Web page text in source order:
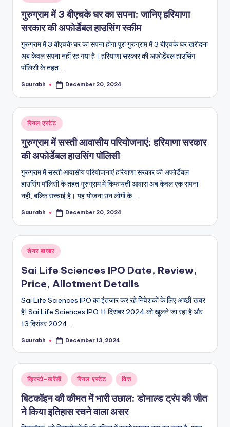
in
गुरुग्राम में 3 बीएचके घर का सपना: जानिए हरियाणा
सरकार की अफोर्डेबल हाउसिंग स्‍कीम
गुरुग्राम में 3 बीएचके घर का सपना होगा पूरा गुरुग्राम में 3 बीएचके घर खरीदना
अब केवल सपना नहीं रह गया है। हरियाणा सरकार की अफोर्डेबल हाउसिंग
पॉलिसी के तहत,…
Posted
Saurabh December 20, 2024
Posted
in
रियल एस्टेट
गुरुग्राम में सस्ती आवासीय परियोजनाएं: हरियाणा सरकार
की अफोर्डेबल हाउसिंग पॉलिसी
गुरुग्राम में सस्ती आवासीय परियोजनाएं हरियाणा सरकार की अफोर्डेबल
हाउसिंग पॉलिसी के तहत गुरुग्राम में किफायती आवास अब केवल एक सपना
नहीं, बल्कि सच्चाई है। यह योजना उन लोगों के…
Posted
Saurabh December 20, 2024
Posted
in
शेयर बाजार
Sai Life Sciences IPO Date, Review,
Price, Allotment Details
Sai Life Sciences IPO का इंतजार कर रहे निवेशकों के लिए अच्छी खबर
है! Sai Life Sciences IPO 11 दिसंबर 2024 को खुलने जा रहा है और
13 दिसंबर 2024…
Posted
Saurabh December 13, 2024
Posted
in
क्रिप्टो-करेंसी रियल एस्टेट वित्त
बिटकॉइन की कीमत में भारी उछाल: डोनाल्ड ट्रंप की जीत
ने किया इतिहास रचने वाला असर